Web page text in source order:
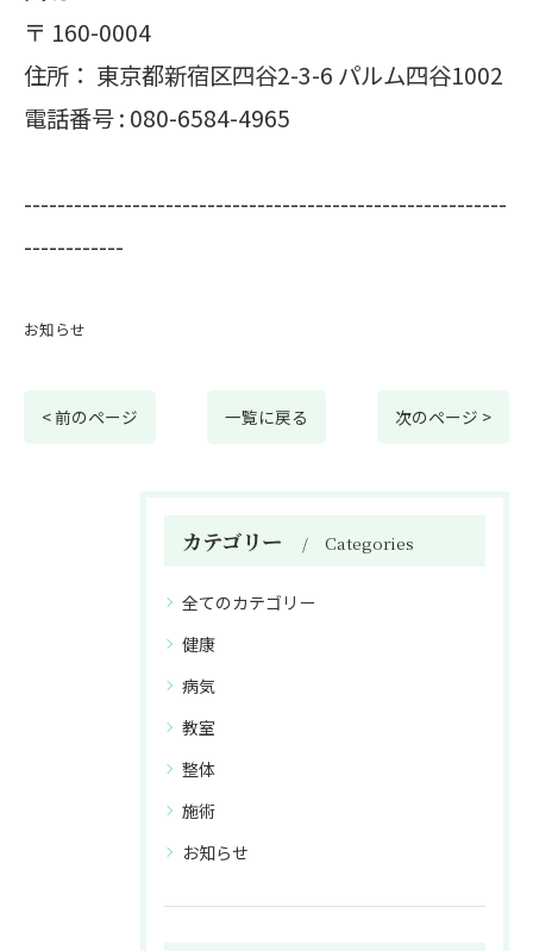
〒 160-0004
住所： 東京都新宿区四谷2-3-6 パルム四谷1002
電話番号 : 080-6584-4965
----------------------------------------------------------
------------
お知らせ
< 前のページ 一覧に戻る 次のページ >
カテゴリー Categories
全てのカテゴリー
健康
病気
教室
整体
施術
お知らせ